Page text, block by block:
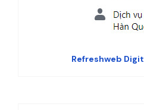
Refreshweb